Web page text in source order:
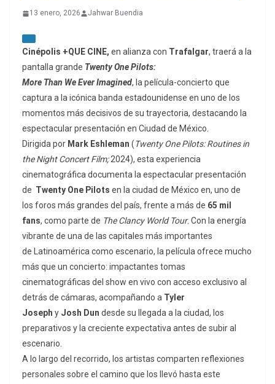
13 enero, 2026 Jahwar Buendia
Cinépolis +QUE CINE, en alianza con Trafalgar, traerá a la
pantalla grande Twenty One Pilots:
More Than We Ever Imagined, la película-concierto que
captura a la icónica banda estadounidense en uno de los
momentos más decisivos de su trayectoria, destacando la
espectacular presentación en Ciudad de México.
Dirigida por Mark Eshleman (TwentyOnePilots:Routinesin
theNightConcertFilm;2024), esta experiencia
cinematográfica documenta la espectacular presentación
de Twenty One Pilots en la ciudad de México en, uno de
los foros más grandes del país, frente a más de 65 mil
fans, como parte de The Clancy World Tour. Con la energía
vibrante de una de las capitales más importantes
de Latinoamérica como escenario, la película ofrece mucho
más que un concierto: impactantes tomas
cinematográficas del show en vivo con acceso exclusivo al
detrás de cámaras, acompañando a Tyler
Joseph y Josh Dun desde su llegada a la ciudad, los
preparativos y la creciente expectativa antes de subir al
escenario.
A lo largo del recorrido, los artistas comparten reflexiones
personales sobre el camino que los llevó hasta este